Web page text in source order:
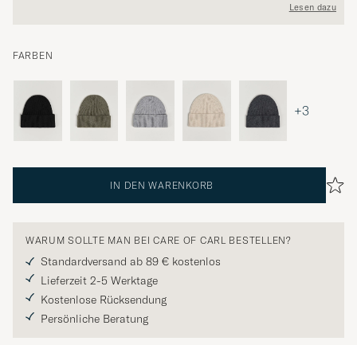
Lesen dazu
FARBEN
+3
IN DEN WARENKORB
WARUM SOLLTE MAN BEI CARE OF CARL BESTELLEN?
Standardversand ab 89 € kostenlos
Lieferzeit 2-5 Werktage
Kostenlose Rücksendung
Persönliche Beratung